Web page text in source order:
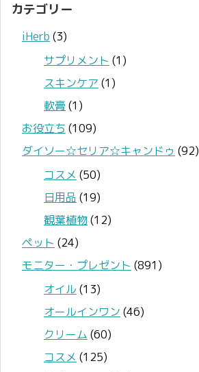
カテゴリー
iHerb (3)
サプリメント (1)
スキンケア (1)
軟膏(1)
お役立ち (109)
ダイソー☆セリア☆キャンドゥ (92)
コスメ (50)
日用品 (19)
観葉植物(12)
ペット (24)
モニター・プレゼント (891)
オイル (13)
オールインワン (46)
クリーム (60)
コスメ (125)